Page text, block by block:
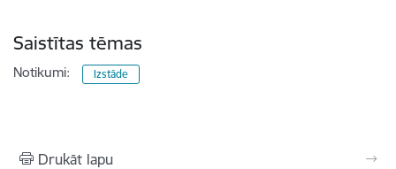
Saistītas tēmas
Notikumi: Izstāde
Drukāt lapu